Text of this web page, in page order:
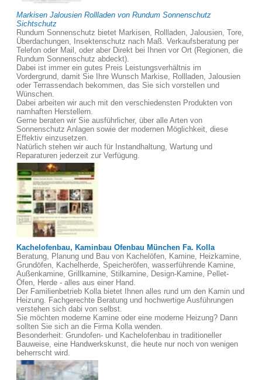
Markisen Jalousien Rollladen von Rundum Sonnenschutz
Sichtschutz
Rundum Sonnenschutz bietet Markisen, Rollladen, Jalousien, Tore,
Überdachungen, Insektenschutz nach Maß. Verkaufsberatung per
Telefon oder Mail, oder aber Direkt bei Ihnen vor Ort (Regionen, die
Rundum Sonnenschutz abdeckt).
Dabei ist immer ein gutes Preis Leistungsverhältnis im
Vordergrund, damit Sie Ihre Wunsch Markise, Rollladen, Jalousien
oder Terrassendach bekommen, das Sie sich vorstellen und
Wünschen.
Dabei arbeiten wir auch mit den verschiedensten Produkten von
namhaften Herstellern.
Gerne beraten wir Sie ausführlicher, über alle Arten von
Sonnenschutz Anlagen sowie der modernen Möglichkeit, diese
Effektiv einzusetzen.
Natürlich stehen wir auch für Instandhaltung, Wartung und
Reparaturen jederzeit zur Verfügung.
Kachelofenbau, Kaminbau Ofenbau München Fa. Kolla
Beratung, Planung und Bau von Kachelöfen, Kamine, Heizkamine,
Grundöfen, Kachelherde, Speicheröfen, wasserführende Kamine,
Außenkamine, Grillkamine, Stilkamine, Design-Kamine, Pellet-
Öfen, Herde - alles aus einer Hand.
Der Familienbetrieb Kolla bietet Ihnen alles rund um den Kamin und
Heizung. Fachgerechte Beratung und hochwertige Ausführungen
verstehen sich dabi von selbst.
Sie möchten moderne Kamine oder eine moderne Heizung? Dann
sollten Sie sich an die Firma Kolla wenden.
Besonderheit: Grundofen- und Kachelofenbau in traditioneller
Bauweise, eine Handwerkskunst, die heute nur noch von wenigen
beherrscht wird.